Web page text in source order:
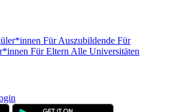
Für Auszubildende Für
Für Eltern Alle Universitäten